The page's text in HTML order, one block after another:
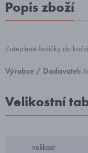
Popis zboží
Zateplené botičky do
Výrobce / Dodavatel:
Velikostní
velikost